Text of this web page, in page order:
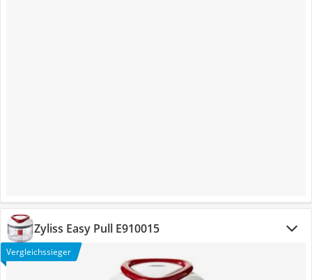
Zyliss Easy Pull E910015
Vergleichssieger